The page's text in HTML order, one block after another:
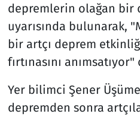
depremlerin olağan bir
uyarısında bulunarak,
bir artçı deprem
fırtınasını
Yer bilimci Şener
depremden sonra